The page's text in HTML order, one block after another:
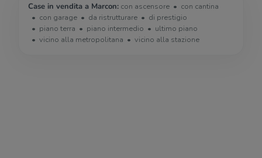
Case in vendita a Marcon: con ascensore
con cantina
con garage
da ristrutturare
di prestigio
piano terra
piano intermedio
ultimo piano
vicino alla metropolitana
vicino alla stazione